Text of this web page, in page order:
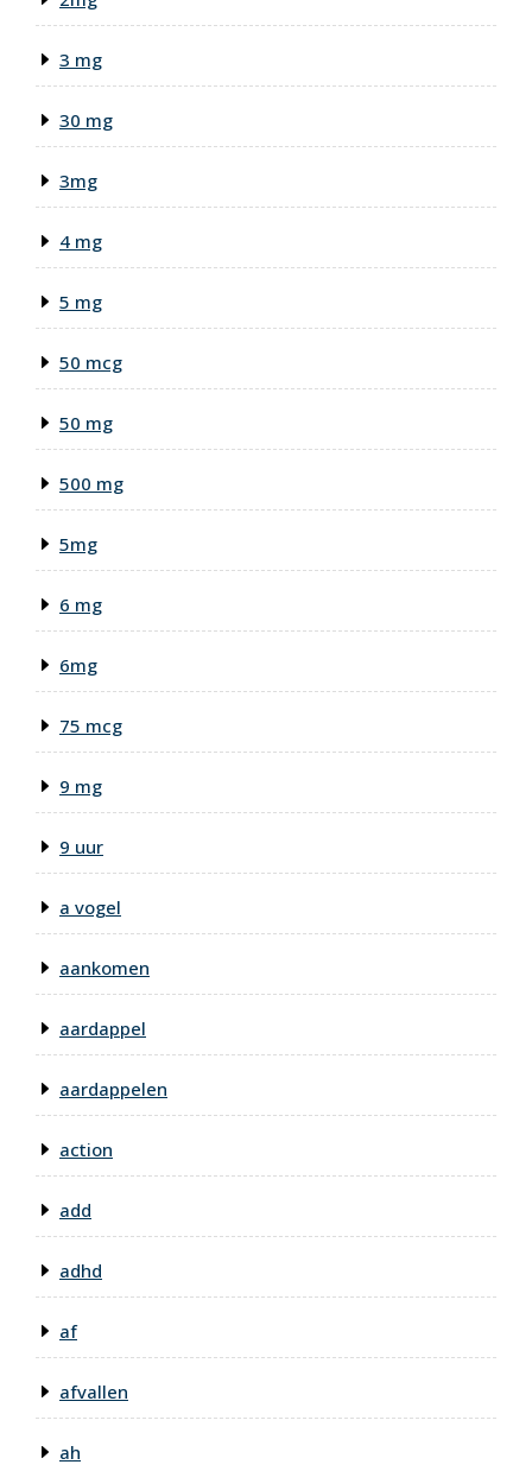
3 mg
30 mg
3mg
4 mg
5 mg
50 mcg
50 mg
500 mg
5mg
6 mg
6mg
75 mcg
9 mg
9 uur
a vogel
aankomen
aardappel
aardappelen
action
add
adhd
af
afvallen
ah